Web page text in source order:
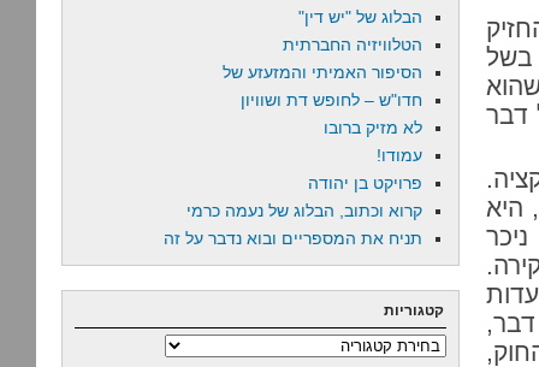
בשל
דבר
היא
הבלוג של "יש דין"
הטלוויזיה החברתית
הסיפור האמיתי והמזעזע של
חדו"ש – לחופש דת ושוויון
לא מזיק ברובו
עמודו!
פרויקט בן יהודה
קרוא וכתוב, הבלוג של נעמה כרמי
תניח את המספריים ובוא נדבר על זה
קטגוריות
קטגוריות